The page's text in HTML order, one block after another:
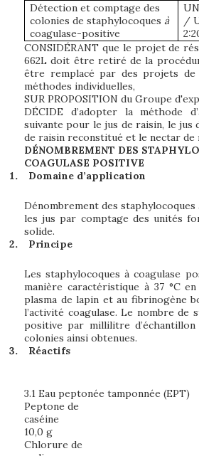
Détection et comptage des
colonies de staphylocoques à
coagulase-positive
/
CONSIDÉRANT que le projet de
662L doit être retiré de la
être remplacé par des projets de
méthodes individuelles,
SUR PROPOSITION du Groupe
DÉCIDE d’adopter la méthode
suivante pour le jus de raisin, le jus
de raisin reconstitué et le nectar de
DÉNOMBREMENT DES
COAGULASE POSITIVE
Domaine d’application
Dénombrement des staphylocoques
les jus par comptage des unités
solide.
Principe
Les staphylocoques à coagulase
manière caractéristique à 37 °C
plasma de lapin et au fibrinogène
l’activité coagulase. Le nombre de
positive par millilitre
colonies ainsi obtenues.
Réactifs
3.1 Eau peptonée tamponnée (EPT)
Peptone de
10,0 g
Chlorure de